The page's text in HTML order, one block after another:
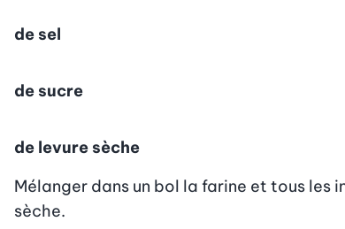
de sel
de sucre
de levure sèche
Mélanger dans un bol la farine et tous les
sèche.